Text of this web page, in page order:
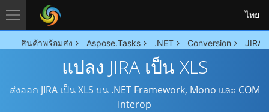
ไทย
สินค้าพร้อมส่ง Aspose.Tasks .NET Conversion JIRA
แปลง JIRA เป็น XLS
ส่งออก JIRA เป็น XLS บน .NET Framework, Mono และ COM
Interop